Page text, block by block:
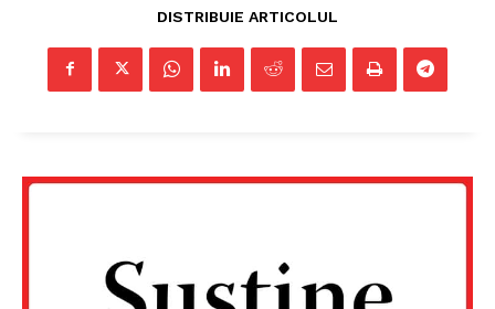
Un proiect
FREEDOM HOUSE ROMÂNIA
DISTRIBUIE ARTICOLUL